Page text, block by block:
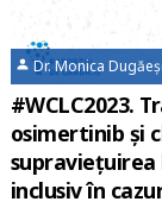
Dr. Monica
#WCLC2023.
osimertinib și
supravieţuirea
inclusiv în